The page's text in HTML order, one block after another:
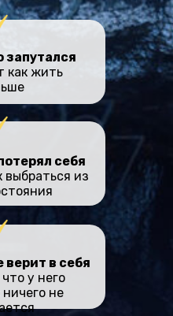
запутался
как жить
себя
выбраться из
верит в себя
у него
не